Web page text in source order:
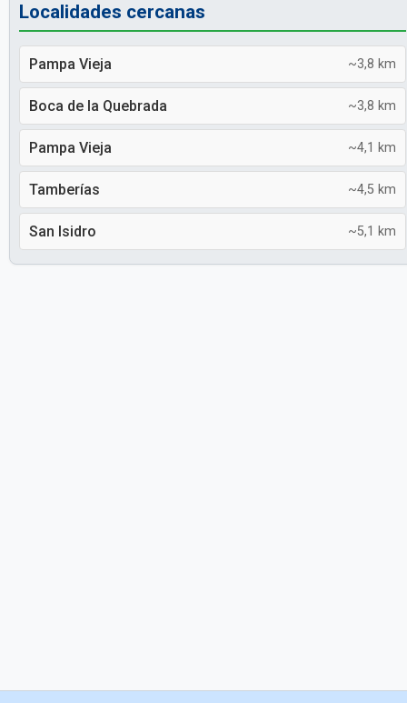
Localidades cercanas
Pampa Vieja ~3,8 km
Boca de la Quebrada ~3,8 km
Pampa Vieja ~4,1 km
Tamberías ~4,5 km
San Isidro ~5,1 km